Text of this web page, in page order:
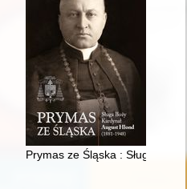
leśnego w Goraju : monografia
Prymas ze Śląska : Sługa